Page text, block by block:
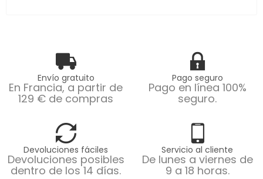
Envío gratuito
En Francia, a partir de
129 € de compras
Pago seguro
Pago en línea 100%
seguro.
Devoluciones fáciles
Devoluciones posibles
dentro de los 14 días.
Servicio al cliente
De lunes a viernes de
9 a 18 horas.